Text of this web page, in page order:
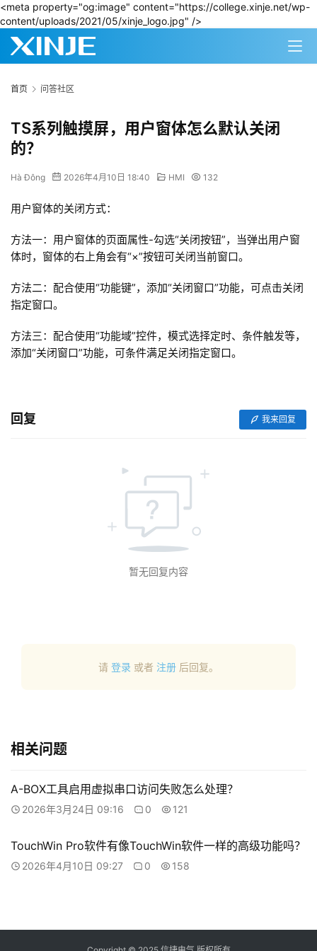
<meta property="og:image" content="https://college.xinje.net/wp-
content/uploads/2021/05/xinje_logo.jpg" />
页
课
堂
注册
首页 问答社区
TS系列触摸屏，用户窗体怎么默认关闭
的？
Hà Đông 2026年4月10日 18:40 HMI 132
用户窗体的关闭方式：
方法一：用户窗体的页面属性-勾选“关闭按钮”，当弹出用户窗
体时，窗体的右上角会有“×”按钮可关闭当前窗口。
方法二：配合使用“功能键”，添加“关闭窗口”功能，可点击关闭
指定窗口。
方法三：配合使用“功能域”控件，模式选择定时、条件触发等，
添加“关闭窗口”功能，可条件满足关闭指定窗口。
回复 我来回复
暂无回复内容
请 登录 或者 注册 后回复。
相关问题
A-BOX工具启用虚拟串口访问失败怎么处理？
2026年3月24日 09:16 0 121
TouchWin Pro软件有像TouchWin软件一样的高级功能吗？
2026年4月10日 09:27 0 158